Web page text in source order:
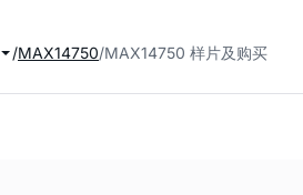
MAX14750 MAX14750 样片及购买